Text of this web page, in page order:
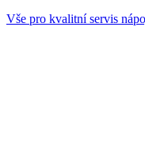
Vše pro kvalitní servis